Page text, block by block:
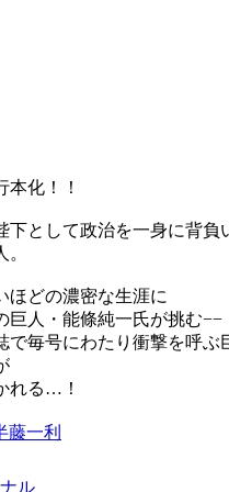
化！！
下として政治を一身に背負
ほどの濃密な生涯に
巨人・能條純一氏が挑む−−
で毎号にわたり衝撃を呼ぶ
れる…！
藤一利
ル